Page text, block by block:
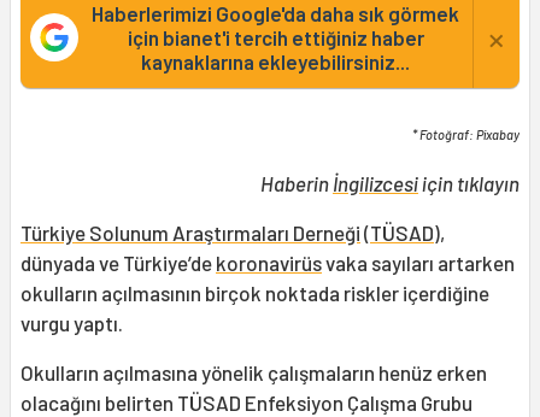
Haberlerimizi Google'da daha sık görmek
için bianet'i tercih ettiğiniz haber
kaynaklarına ekleyebilirsiniz...
×
* Fotoğraf: Pixabay
Haberin İngilizcesiiçin tıklayın
Türkiye Solunum Araştırmaları Derneği (TÜSAD),
dünyada ve Türkiye’de koronavirüsvaka sayıları artarken
okulların açılmasının birçok noktada riskler içerdiğine
vurgu yaptı.
Okulların açılmasına yönelik çalışmaların henüz erken
olacağını belirten TÜSAD Enfeksiyon Çalışma Grubu